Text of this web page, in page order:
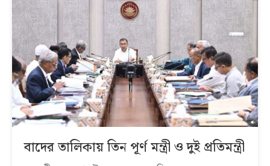
বাদের তালিকায় তিন পূর্ণ মন্ত্রী ও দুই প্রতিমন্ত্রী